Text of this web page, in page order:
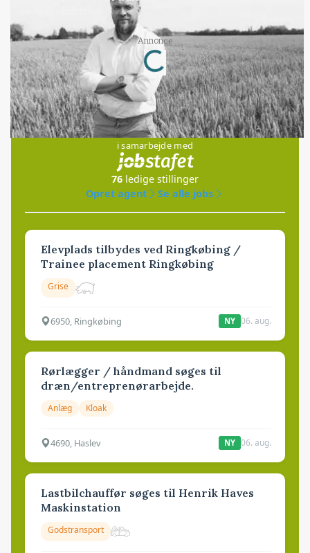
Annonce
Loading...
Jobs
i samarbejde med
76 ledige stillinger
Opret agent
Se alle jobs
Elevplads tilbydes ved Ringkøbing /
Trainee placement Ringkøbing
Grise
6950, Ringkøbing NY 06. aug.
Rørlægger / håndmand søges til
dræn/entreprenørarbejde.
Anlæg Kloak
4690, Haslev NY 06. aug.
Lastbilchauffør søges til Henrik Haves
Maskinstation
Godstransport